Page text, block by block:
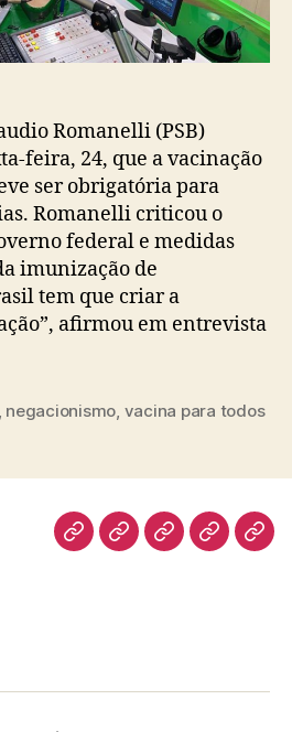
Romanelli (PSB)
feira, 24, que a vacinação
ser obrigatória para
Romanelli criticou o
federal e medidas
imunização de
tem que criar a
afirmou em entrevista
, negacionismo, vacina para todos
BiografiaAtuaçãoArtigosNorte